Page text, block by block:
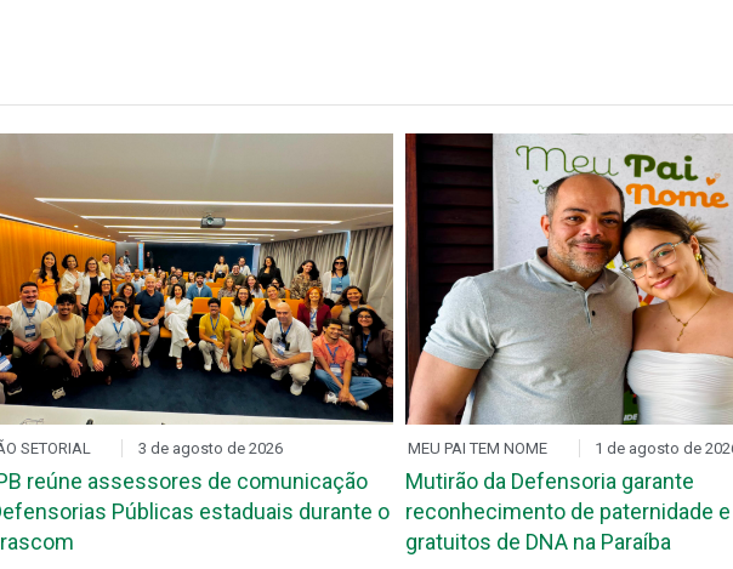
SETORIAL 3 de agosto de 2026
reúne assessores de comunicação
Públicas estaduais durante o
MEU PAI TEM NOME 1 de agosto de
Mutirão da Defensoria garante
reconhecimento de paternidade
gratuitos de DNA na Paraíba